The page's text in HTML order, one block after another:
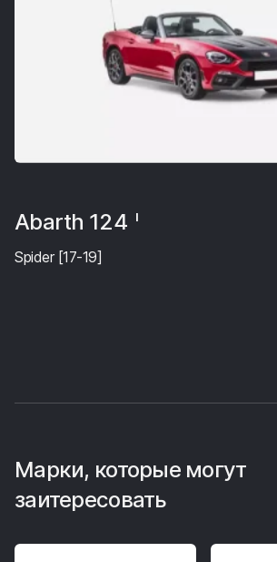
Abarth 124 I
Spider [17-19]
Марки, которые могут
заитересовать